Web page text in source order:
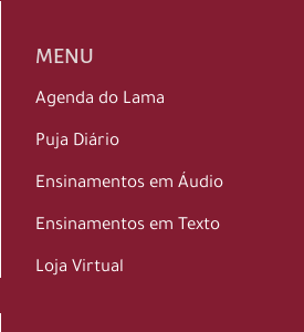
MENU
Agenda do Lama
Puja Diário
Ensinamentos em Áudio
Ensinamentos em Texto
Loja Virtual